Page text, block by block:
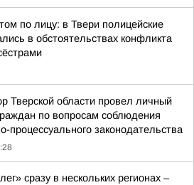
по лицу: в Твери полицейские
в обстоятельствах конфликта
Тверской области провел личный
по вопросам соблюдения
процессуального законодательства
сразу в нескольких регионах –